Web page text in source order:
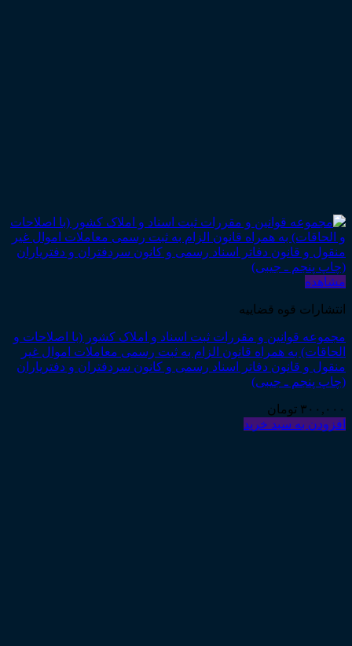
مشاهده
انتشارات قوه قضاییه
مجموعه قوانین و مقررات ثبت اسناد و املاک کشور (با اصلاحات و
الحاقات) به همراه قانون الزام به ثبت رسمی معاملات اموال غیر
منقول و قانون دفاتر اسناد رسمی و کانون سردفتران و دفتریاران
(چاپ پنجم ـ جیبی)
۳۰۰,۰۰۰ تومان
افزودن به سبد خرید